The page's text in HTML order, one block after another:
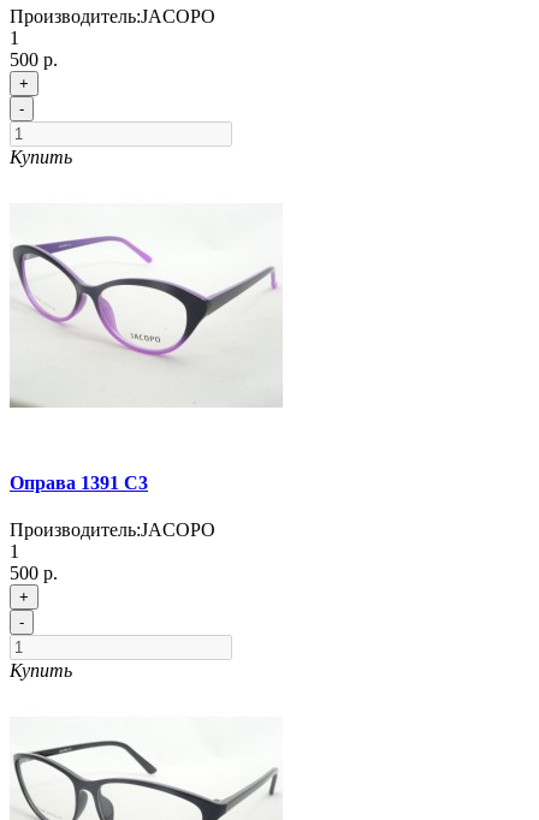
Производитель:JACOPO
1
500 р.
+
-
Купить
Оправа 1391 C3
Производитель:JACOPO
1
500 р.
+
-
Купить